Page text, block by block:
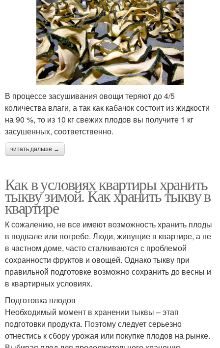
В процессе засушивания овощи теряют до 4/5
количества влаги, а так как кабачок состоит из жидкости
на 90 %, то из 10 кг свежих плодов вы получите 1 кг
засушенных, соответственно.
читать дальше →
Как в условиях квартиры хранить
тыкву зимой. Как хранить тыкву в
квартире
К сожалению, не все имеют возможность хранить плоды
в подвале или погребе. Люди, живущие в квартире, а не
в частном доме, часто сталкиваются с проблемой
сохранности фруктов и овощей. Однако тыкву при
правильной подготовке возможно сохранить до весны и
в квартирных условиях.
Подготовка плодов
Необходимый момент в хранении тыквы – этап
подготовки продукта. Поэтому следует серьезно
отнестись к сбору урожая или покупке плодов на рынке.